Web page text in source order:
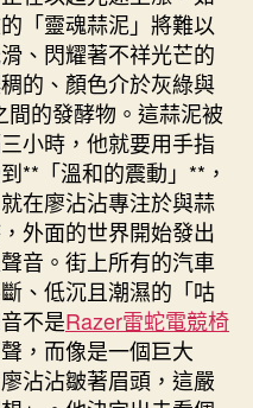
「靈魂蒜泥」將難以
、閃耀著不祥光芒的
的、顏色介於灰綠與
間的發酵物。這蒜泥被
小時，他就要用手指
**「溫和的震動」**，
在廖沾沾專注於與蒜
外面的世界開始發出
音。街上所有的汽車
、低沉且潮濕的「咕
不是Razer雷蛇電競椅
，而像是一個巨大
沾沾皺著眉頭，這嚴